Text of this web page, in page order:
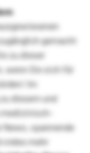
gemacht
zu dieser
wenn Sie sich für
Im
diesem und
spannende
mehr